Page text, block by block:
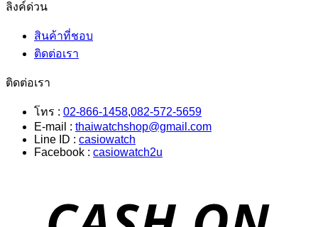
ลิงค์ด่วน
สินค้าที่ชอบ
ติดต่อเรา
ติดต่อเรา
โทร : 02-866-1458,082-572-5659
E-mail : thaiwatchshop@gmail.com
Line ID : casiowatch
Facebook : casiowatch2u